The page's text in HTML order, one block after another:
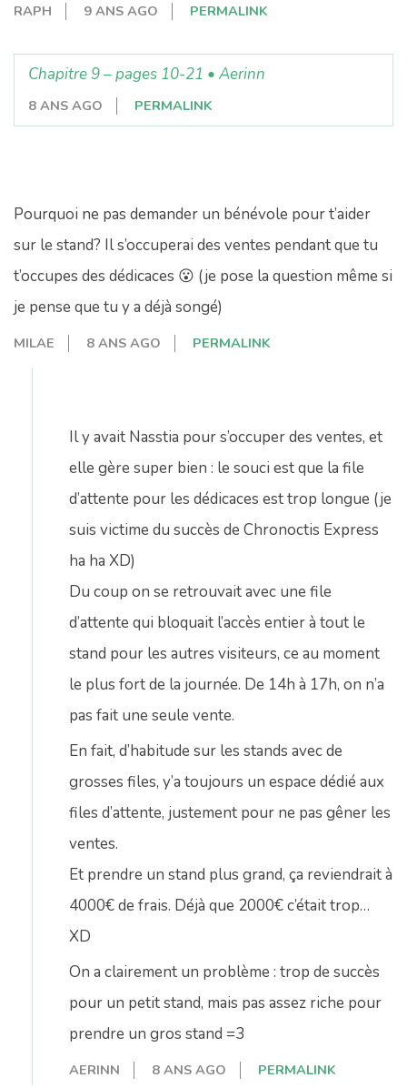
RAPH 9 ANS AGO PERMALINK
Chapitre 9 – pages 10-21 • Aerinn
8 ANS AGO PERMALINK
Pourquoi ne pas demander un bénévole pour t’aider
sur le stand? Il s’occuperai des ventes pendant que tu
t’occupes des dédicaces 😮 (je pose la question même si
je pense que tu y a déjà songé)
MILAE 8 ANS AGO PERMALINK
Il y avait Nasstia pour s’occuper des ventes, et
elle gère super bien : le souci est que la file
d’attente pour les dédicaces est trop longue (je
suis victime du succès de Chronoctis Express
ha ha XD)
Du coup on se retrouvait avec une file
d’attente qui bloquait l’accès entier à tout le
stand pour les autres visiteurs, ce au moment
le plus fort de la journée. De 14h à 17h, on n’a
pas fait une seule vente.
En fait, d’habitude sur les stands avec de
grosses files, y’a toujours un espace dédié aux
files d’attente, justement pour ne pas gêner les
ventes.
Et prendre un stand plus grand, ça reviendrait à
4000€ de frais. Déjà que 2000€ c’était trop…
XD
On a clairement un problème : trop de succès
pour un petit stand, mais pas assez riche pour
prendre un gros stand =3
AERINN 8 ANS AGO PERMALINK